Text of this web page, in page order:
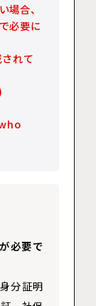
合、
必要に
れて
必要で
分証明